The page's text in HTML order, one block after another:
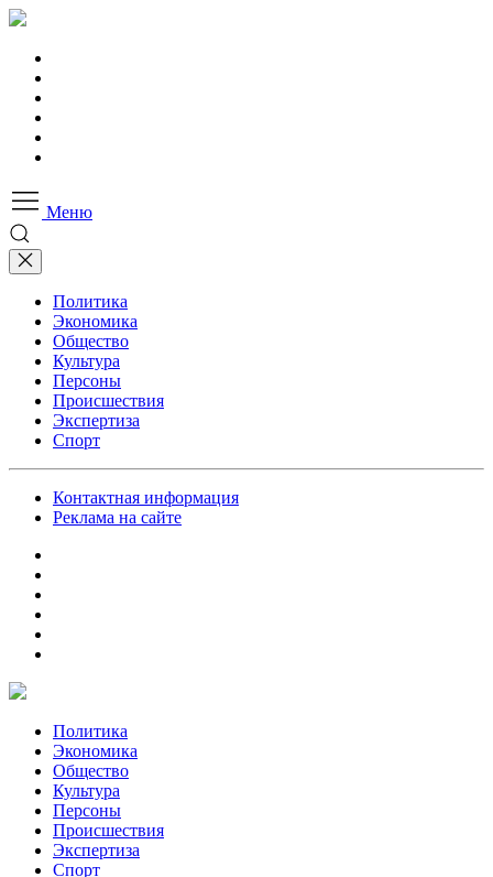
Меню
Политика
Экономика
Общество
Культура
Персоны
Происшествия
Экспертиза
Спорт
Контактная информация
Реклама на сайте
Политика
Экономика
Общество
Культура
Персоны
Происшествия
Экспертиза
Спорт